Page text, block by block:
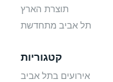
תוצרת הארץ
תל אביב מתחדשת
קטגוריות
אירועים בתל אביב